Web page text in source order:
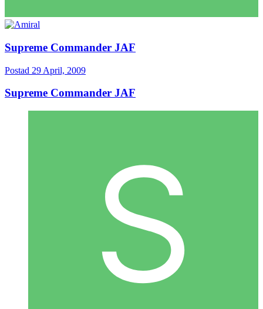
Supreme Commander JAF
Postad 29 April, 2009
Supreme Commander JAF